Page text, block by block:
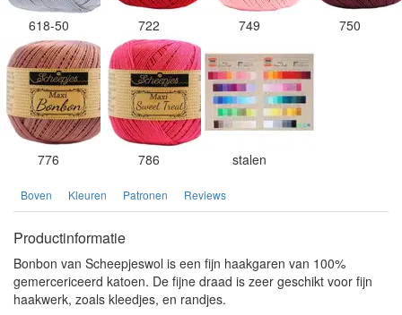
618-50 722 749 750
776 786 stalen
Boven Kleuren Patronen Reviews
Productinformatie
Bonbon van Scheepjeswol is een fijn haakgaren van 100%
gemercericeerd katoen. De fijne draad is zeer geschikt voor fijn
haakwerk, zoals kleedjes, en randjes.